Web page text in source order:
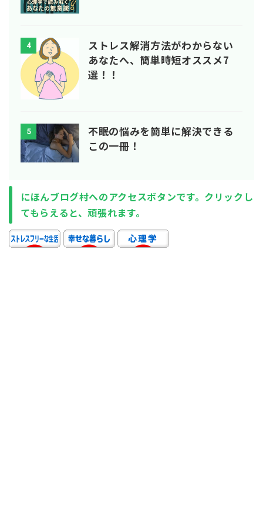
4
ストレス解消方法がわからない
あなたへ、簡単時短オススメ7
選！！
5
不眠の悩みを簡単に解決できる
この一冊！
にほんブログ村へのアクセスボタンです。クリックし
てもらえると、頑張れます。